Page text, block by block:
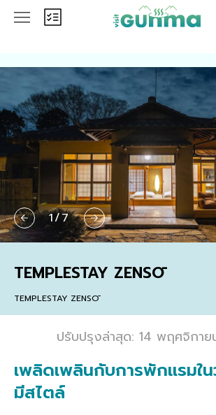
1/7
TEMPLESTAY ZENSŌ
TEMPLESTAY ZENSŌ
ปรับปรุงล่าสุด: 14 พฤศจิกา
เพลิดเพลินกับการพักแรมใ
มีสไตล์